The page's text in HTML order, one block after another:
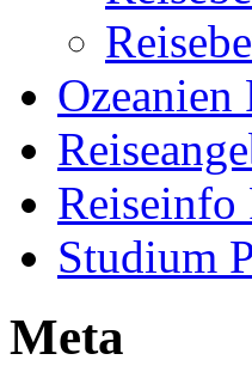
Ozeanien
Studium
Meta